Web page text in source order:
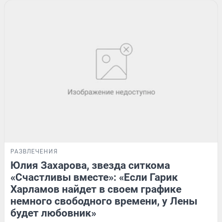
РАЗВЛЕЧЕНИЯ
Юлия Захарова, звезда ситкома
«Счастливы вместе»: «Если Гарик
Харламов найдет в своем графике
немного свободного времени, у Лены
будет любовник»